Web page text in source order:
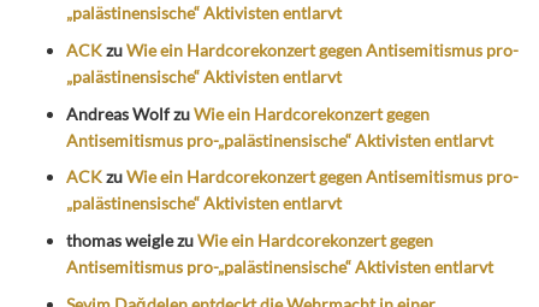
„palästinensische“ Aktivisten entlarvt
ACKzuWie ein Hardcorekonzert gegen Antisemitismus pro-
„palästinensische“ Aktivisten entlarvt
Andreas WolfzuWie ein Hardcorekonzert gegen
Antisemitismus pro-„palästinensische“ Aktivisten entlarvt
ACKzuWie ein Hardcorekonzert gegen Antisemitismus pro-
„palästinensische“ Aktivisten entlarvt
thomas weiglezuWie ein Hardcorekonzert gegen
Antisemitismus pro-„palästinensische“ Aktivisten entlarvt